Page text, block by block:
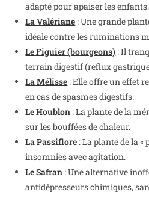
adapté pour apaiser les enfants.
La Valériane : Une grande
idéale contre les ruminations
Le Figuier (bourgeons) : Il
terrain digestif (reflux
La Mélisse : Elle offre un effet
en cas de spasmes digestifs.
Le Houblon : La plante de la
sur les bouffées de chaleur.
La Passiflore : La plante de la «
insomnies avec agitation.
Le Safran : Une alternative
antidépresseurs chimiques,